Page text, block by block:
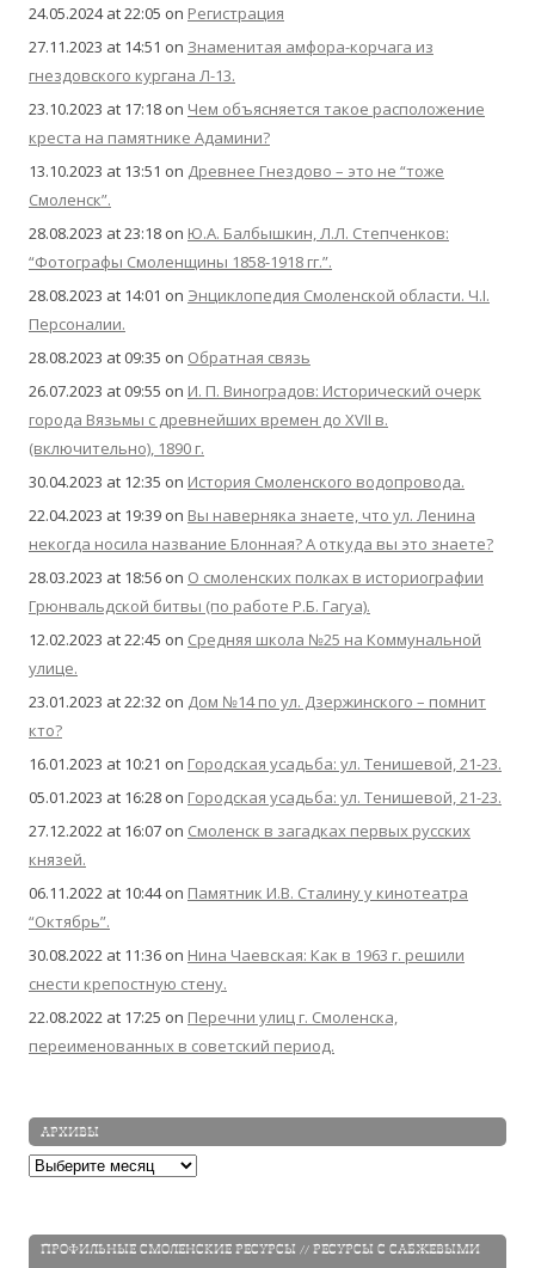
24.05.2024 at 22:05 on Регистрация
27.11.2023 at 14:51 on Знаменитая амфора-корчага из
гнездовского кургана Л-13.
23.10.2023 at 17:18 on Чем объясняется такое расположение
креста на памятнике Адамини?
13.10.2023 at 13:51 on Древнее Гнездово – это не “тоже
Смоленск”.
28.08.2023 at 23:18 on Ю.А. Балбышкин, Л.Л. Степченков:
“Фотографы Смоленщины 1858-1918 гг.”.
28.08.2023 at 14:01 on Энциклопедия Смоленской области. Ч.I.
Персоналии.
28.08.2023 at 09:35 on Обратная связь
26.07.2023 at 09:55 on И. П. Виноградов: Исторический очерк
города Вязьмы с древнейших времен до XVII в.
(включительно), 1890 г.
30.04.2023 at 12:35 on История Смоленского водопровода.
22.04.2023 at 19:39 on Вы наверняка знаете, что ул. Ленина
некогда носила название Блонная? А откуда вы это знаете?
28.03.2023 at 18:56 on О смоленских полках в историографии
Грюнвальдской битвы (по работе Р.Б. Гагуа).
12.02.2023 at 22:45 on Средняя школа №25 на Коммунальной
улице.
23.01.2023 at 22:32 on Дом №14 по ул. Дзержинского – помнит
кто?
16.01.2023 at 10:21 on Городская усадьба: ул. Тенишевой, 21-23.
05.01.2023 at 16:28 on Городская усадьба: ул. Тенишевой, 21-23.
27.12.2022 at 16:07 on Смоленск в загадках первых русских
князей.
06.11.2022 at 10:44on Памятник И.В. Сталину у кинотеатра
“Октябрь”.
30.08.2022 at 11:36 on Нина Чаевская: Как в 1963 г. решили
снести крепостную стену.
22.08.2022 at 17:25 on Перечни улиц г. Смоленска,
переименованных в советский период.
АРХИВЫ
Архивы
ПРОФИЛЬНЫЕ СМОЛЕНСКИЕ РЕСУРСЫ // РЕСУРСЫ С САБЖЕВЫМИ